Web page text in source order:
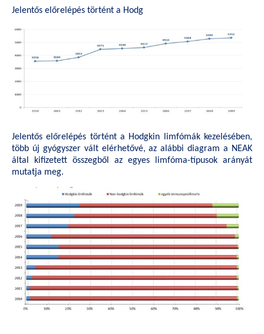
Jelentős előrelépés történt a Hodg
Jelentős előrelépés történt a Hodgkin limfómák kezelésében,
több új gyógyszer vált elérhetővé, az alábbi diagram a NEAK
által kifizetett összegből az egyes limfóma-típusok arányát
mutatja meg.